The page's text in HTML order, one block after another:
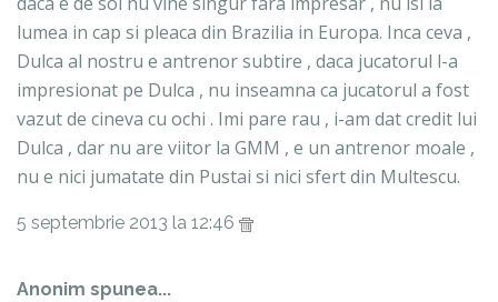
lumea in cap si pleaca din Brazilia in Europa. Inca ceva ,
Dulca al nostru e antrenor subtire , daca jucatorul l-a
impresionat pe Dulca , nu inseamna ca jucatorul a fost
vazut de cineva cu ochi . Imi pare rau , i-am dat credit lui
Dulca , dar nu are viitor la GMM , e un antrenor moale ,
nu e nici jumatate din Pustai si nici sfert din Multescu.
5 septembrie 2013 la 12:46
Anonim spunea...